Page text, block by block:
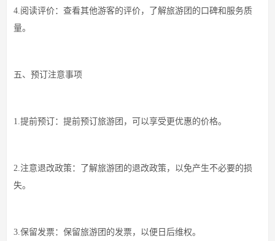
4.阅读评价：查看其他游客的评价，了解旅游团的口碑和服务质
量。
五、预订注意事项
1.提前预订：提前预订旅游团，可以享受更优惠的价格。
2.注意退改政策：了解旅游团的退改政策，以免产生不必要的损
失。
3.保留发票：保留旅游团的发票，以便日后维权。